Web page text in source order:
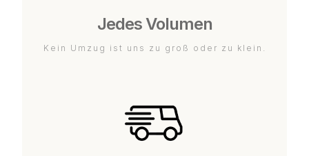
Jedes Volumen
Kein Umzug ist uns zu groß oder zu klein.